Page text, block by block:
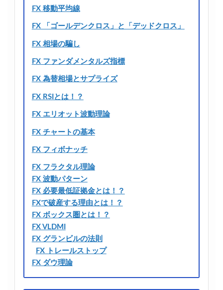
FX 移動平均線
FX 「ゴールデンクロス」と「デッドクロス」
FX 相場の騙し
FX ファンダメンタルズ指標
FX 為替相場とサプライズ
FX RSIとは！？
FX エリオット波動理論
FX チャートの基本
FX フィボナッチ
FX フラクタル理論
FX 波動パターン
FX 必要最低証拠金とは！？
FXで破産する理由とは！？
FX ボックス圏とは！？
FX VLDMI
FX グランビルの法則
FX トレールストップ
FX ダウ理論